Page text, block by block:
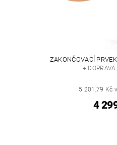
ZAKONČOVACÍ
+
5 201,79 Kč
4